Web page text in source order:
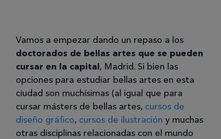
Vamos a empezar dando un repaso a los
doctorados de bellas artes que se pueden
cursar en la capital, Madrid. Si bien las
opciones para estudiar bellas artes en esta
ciudad son muchísimas (al igual que para
cursar másters de bellas artes, cursos de
diseño gráfico, cursos de ilustración y muchas
otras disciplinas relacionadas con el mundo